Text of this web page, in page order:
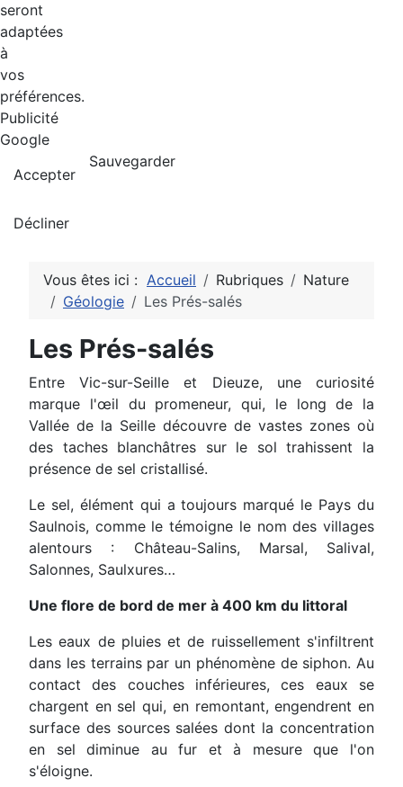
Vous êtes ici : Accueil Rubriques
Nature
Géologie
Les Prés-salés
Les Prés-salés
Entre Vic-sur-Seille et Dieuze, une curiosité
marque l'œil du promeneur, qui, le long de la
Vallée de la Seille découvre de vastes zones où
des taches blanchâtres sur le sol trahissent la
présence de sel cristallisé.
Le sel, élément qui a toujours marqué le Pays du
Saulnois, comme le témoigne le nom des villages
alentours : Château-Salins, Marsal, Salival,
Salonnes, Saulxures…
Une flore de bord de mer à 400 km du littoral
Les eaux de pluies et de ruissellement s'infiltrent
dans les terrains par un phénomène de siphon. Au
contact des couches inférieures, ces eaux se
chargent en sel qui, en remontant, engendrent en
surface des sources salées dont la concentration
en sel diminue au fur et à mesure que l'on
s'éloigne.
seront
adaptées
à
vos
préférences.
Publicité
Google
Accepter
Décliner
Sauvegarder